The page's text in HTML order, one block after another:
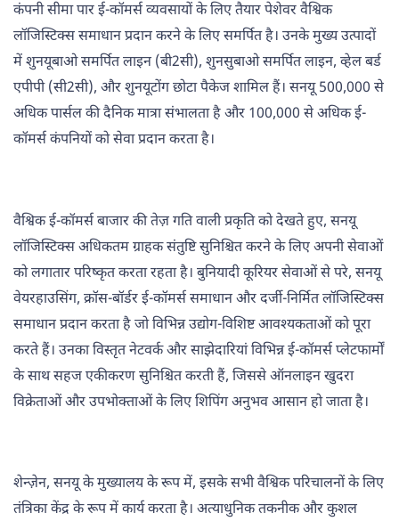
कंपनी सीमा पार ई-कॉमर्स व्यवसायों के लिए तैयार पेशेवर वैश्विक
लॉजिस्टिक्स समाधान प्रदान करने के लिए समर्पित है। उनके मुख्य उत्पादों
में शुनयूबाओ समर्पित लाइन (बी2सी), शुनसुबाओ समर्पित लाइन, व्हेल बर्ड
एपीपी (सी2सी), और शुनयूटोंग छोटा पैकेज शामिल हैं। सनयू 500,000 से
अधिक पार्सल की दैनिक मात्रा संभालता है और 100,000 से अधिक ई-
कॉमर्स कंपनियों को सेवा प्रदान करता है।
वैश्विक ई-कॉमर्स बाजार की तेज़ गति वाली प्रकृति को देखते हुए, सनयू
लॉजिस्टिक्स अधिकतम ग्राहक संतुष्टि सुनिश्चित करने के लिए अपनी सेवाओं
को लगातार परिष्कृत करता रहता है। बुनियादी कूरियर सेवाओं से परे, सनयू
वेयरहाउसिंग, क्रॉस-बॉर्डर ई-कॉमर्स समाधान और दर्जी-निर्मित लॉजिस्टिक्स
समाधान प्रदान करता है जो विभिन्न उद्योग-विशिष्ट आवश्यकताओं को पूरा
करते हैं। उनका विस्तृत नेटवर्क और साझेदारियां विभिन्न ई-कॉमर्स प्लेटफार्मों
के साथ सहज एकीकरण सुनिश्चित करती हैं, जिससे ऑनलाइन खुदरा
विक्रेताओं और उपभोक्ताओं के लिए शिपिंग अनुभव आसान हो जाता है।
शेन्ज़ेन, सनयू के मुख्यालय के रूप में, इसके सभी वैश्विक परिचालनों के लिए
तंत्रिका केंद्र के रूप में कार्य करता है। अत्याधुनिक तकनीक और कुशल